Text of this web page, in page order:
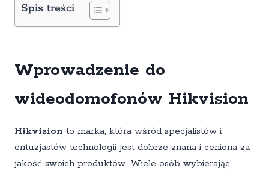
Spis treści
Wprowadzenie do
wideodomofonów Hikvision
Hikvision to marka, która wśród specjalistów i
entuzjastów technologii jest dobrze znana i ceniona za
jakość swoich produktów. Wiele osób wybierając